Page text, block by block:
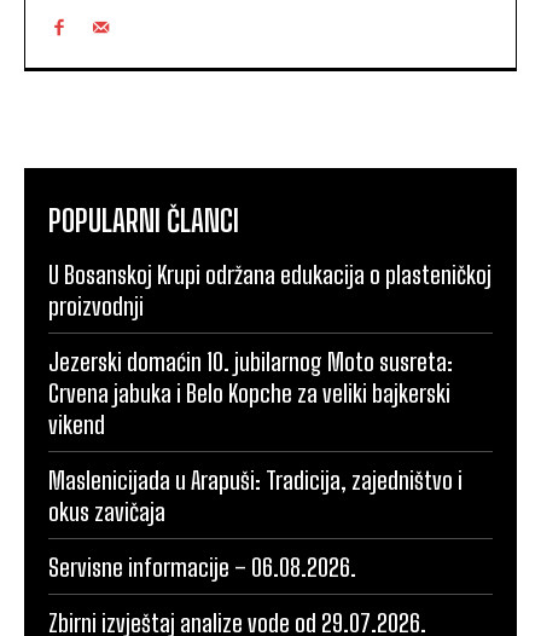
POPULARNI ČLANCI
U Bosanskoj Krupi održana edukacija o plasteničkoj
proizvodnji
Jezerski domaćin 10. jubilarnog Moto susreta:
Crvena jabuka i Belo Kopche za veliki bajkerski
vikend
Maslenicijada u Arapuši: Tradicija, zajedništvo i
okus zavičaja
Servisne informacije – 06.08.2026.
Zbirni izvještaj analize vode od 29.07.2026.